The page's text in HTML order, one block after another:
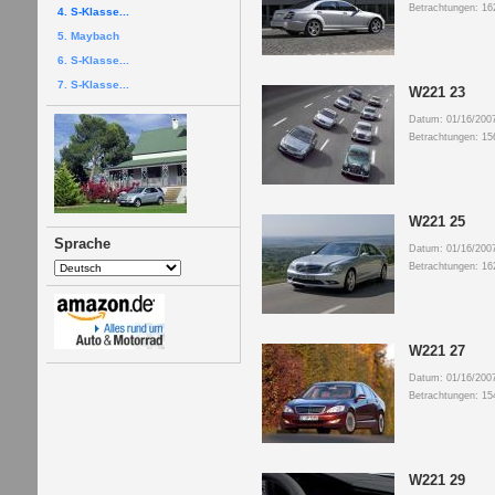
4. S-Klasse...
5. Maybach
6. S-Klasse...
7. S-Klasse...
Sprache
Betrachtungen:
W221 23
Datum: 01/16/
Betrachtungen:
W221 25
Datum: 01/16/
Betrachtungen:
W221 27
Datum: 01/16/
Betrachtungen:
W221 29